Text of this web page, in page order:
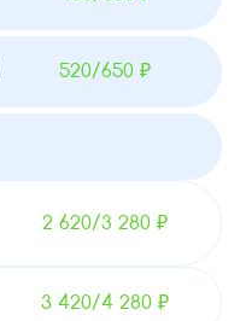
520/650 ₽
2 620/3 280 ₽
3 420/4 280 ₽